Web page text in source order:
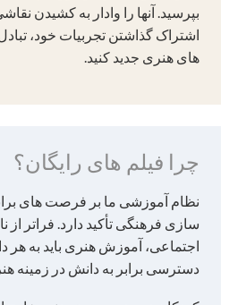
بپرسید. آنها را وادار به کشیدن
اشتراک گذاشتن تجربیات خود،
های هنری جدید کنید.
چرا فیلم های رایگان؟
نظام آموزشی ما بر فرصت های
سازی فرهنگی تأکید دارد. فراتر از
اجتماعی، آموزش هنری باید به هر
دسترسی برابر به دانش در زمینه